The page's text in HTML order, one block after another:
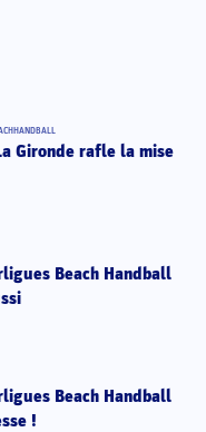
Gironde rafle la mise
Beach Handball
Beach Handball
!